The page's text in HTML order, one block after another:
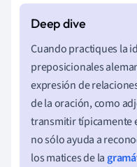
Cuando practiques la
preposicionales
expresión de
de la oración, como
transmitir típicamente
no sólo ayuda a
los matices de la